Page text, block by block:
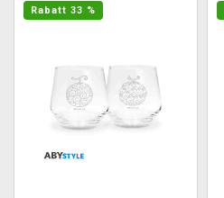
Rabatt 33 %